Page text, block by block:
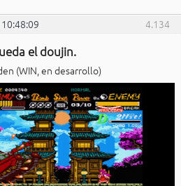
4.134
el doujin.
(WIN, en desarrollo)